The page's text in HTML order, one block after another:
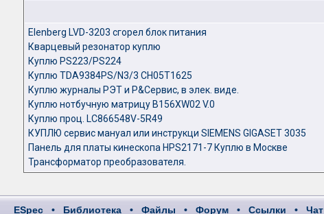
Elenberg LVD-3203 сгорел блок питания
Кварцевый резонатор куплю
Куплю PS223/PS224
Куплю TDA9384PS/N3/3 CH05T1625
Куплю журналы РЭТ и Р&Сервис, в элек. виде.
Куплю нотбучную матрицу B156XW02 V.0
Куплю проц. LC866548V-5R49
КУПЛЮ сервис мануал или инструкци SIEMENS GIGASET 3035
Панель для платы кинескопа HPS2171-7 Куплю в Москве
Трансформатор преобразователя.
ESpec • Библиотека • Файлы • Форум • Ссылки • Чат